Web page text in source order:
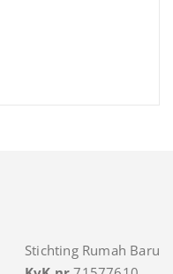
Stichting Rumah Baru